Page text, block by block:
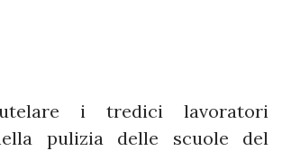
i tredici lavoratori
pulizia delle scuole del